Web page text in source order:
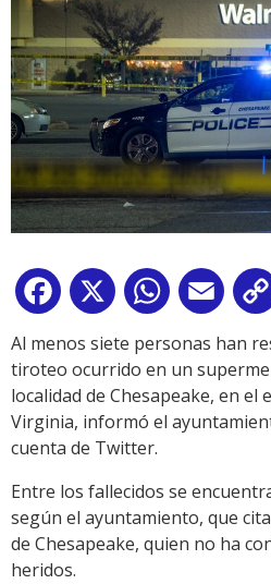
Facebook
X WhatsApp
Email
Al menos siete personas han
tiroteo ocurrido en un
localidad de Chesapeake, en el
Virginia, informó el
cuenta de Twitter.
Entre los fallecidos se
según el ayuntamiento, que
de Chesapeake, quien no ha
heridos.